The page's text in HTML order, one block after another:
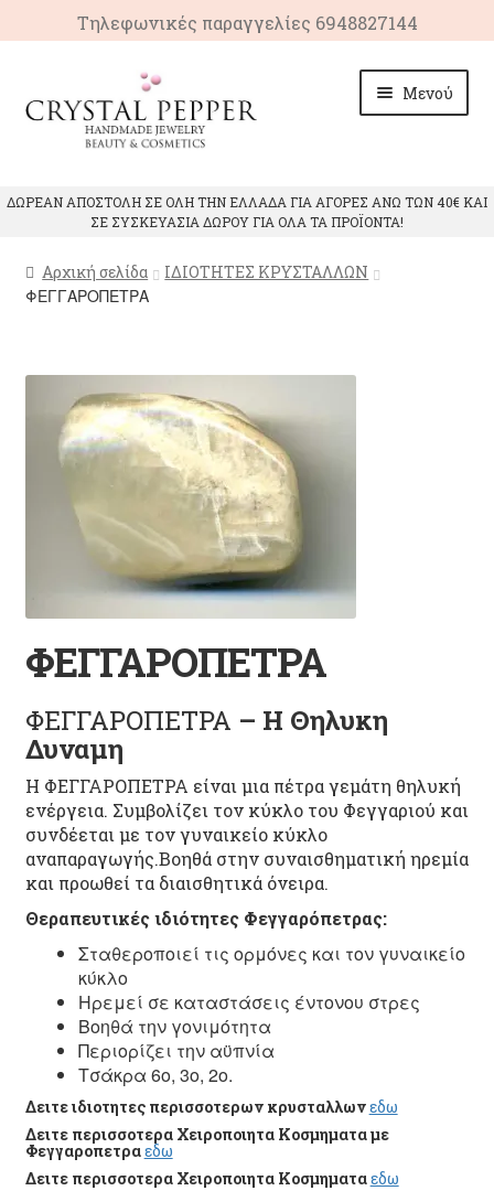
Τηλεφωνικές παραγγελίες 6948827144
μετάβαση
στην
πλοήγηση
σε
περιεχόμενο
Μενού
ΠΡΟΙΟΝΤΑ
ΙΔΙΟΤΗΤΕΣ ΚΡΥΣΤΑΛΛΩΝ
ΔΩΡΕΑΝ ΑΠΟΣΤΟΛΗ ΣΕ ΟΛΗ ΤΗΝ ΕΛΛΑΔΑ ΓΙΑ ΑΓΟΡΕΣ ΑΝΩ ΤΩΝ 40€ ΚΑΙ
ΣΕ ΣΥΣΚΕΥΑΣΙΑ ΔΩΡΟΥ ΓΙΑ ΟΛΑ ΤΑ ΠΡΟΪΟΝΤΑ!
Αρχική σελίδα ΙΔΙΟΤΗΤΕΣ ΚΡΥΣΤΑΛΛΩΝ
ΦΕΓΓΑΡΟΠΕΤΡΑ
ΦΕΓΓΑΡΟΠΕΤΡΑ
ΦΕΓΓΑΡΟΠΕΤΡΑ – Η Θηλυκη
Δυναμη
Η ΦΕΓΓΑΡΟΠΕΤΡΑ είναι μια πέτρα γεμάτη θηλυκή
ενέργεια. Συμβολίζει τον κύκλο του Φεγγαριού και
συνδέεται με τον γυναικείο κύκλο
αναπαραγωγής.Βοηθά στην συναισθηματική ηρεμία
και προωθεί τα διαισθητικά όνειρα.
Θεραπευτικές ιδιότητες Φεγγαρόπετρας:
Σταθεροποιεί τις ορμόνες και τον γυναικείο
κύκλο
Ηρεμεί σε καταστάσεις έντονου στρες
Βοηθά την γονιμότητα
Περιορίζει την αϋπνία
Τσάκρα 6ο, 3ο, 2ο.
Δειτε ιδιοτητες περισσοτερων κρυσταλλωνεδω
Δειτε περισσοτερα Χειροποιητα Κοσμηματα με
Φεγγαροπετραεδω
Δειτε περισσοτερα Χειροποιητα Κοσμηματαεδω